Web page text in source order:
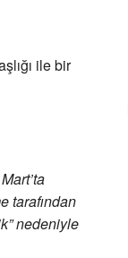
ile bir
tarafından
nedeniyle